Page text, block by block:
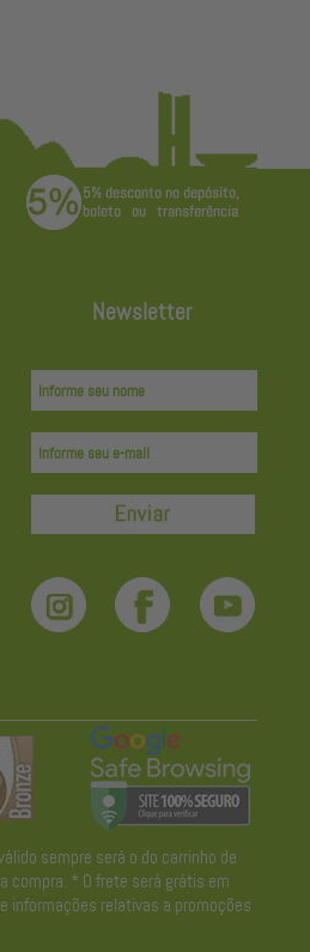
Newsletter
sempre será o do carrinho de
compra. * O frete será grátis em
informações relativas a promoções